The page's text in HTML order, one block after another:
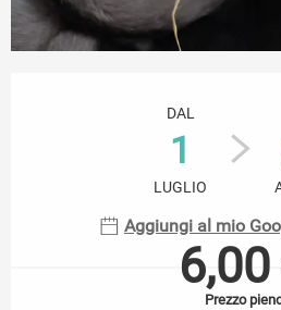
DAL
1
LUGLIO
Aggiungi al mio
Prezzo